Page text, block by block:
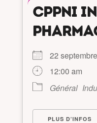
CPPNI
22
12:00 am
Général
PLUS D’INFOS